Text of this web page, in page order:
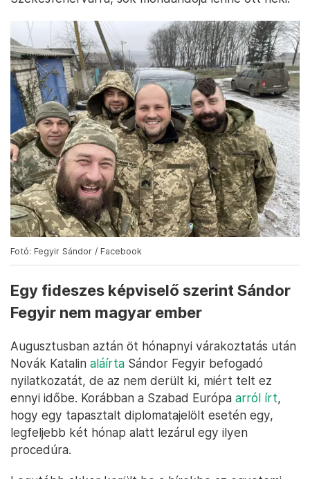
Fotó: Fegyir Sándor / Facebook
Egy fideszes képviselő szerint Sándor
Fegyir nem magyar ember
Augusztusban aztán öt hónapnyi várakoztatás után
Novák Katalin aláírta Sándor Fegyir befogadó
nyilatkozatát, de az nem derült ki, miért telt ez
ennyi időbe. Korábban a Szabad Európa arról írt,
hogy egy tapasztalt diplomatajelölt esetén egy,
legfeljebb két hónap alatt lezárul egy ilyen
procedúra.